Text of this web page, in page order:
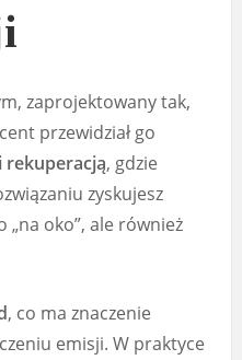
zaprojektowany tak,
przewidział go
rekuperacją, gdzie
zyskujesz
„na oko”, ale również
, co ma znaczenie
emisji. W praktyce